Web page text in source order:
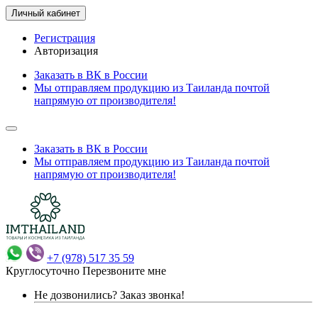
Личный кабинет
Регистрация
Авторизация
Заказать в ВК в России
Мы отправляем продукцию из Таиланда почтой
напрямую от производителя!
Заказать в ВК в России
Мы отправляем продукцию из Таиланда почтой
напрямую от производителя!
+7 (978) 517 35 59
Круглосуточно Перезвоните мне
Не дозвонились? Заказ звонка!